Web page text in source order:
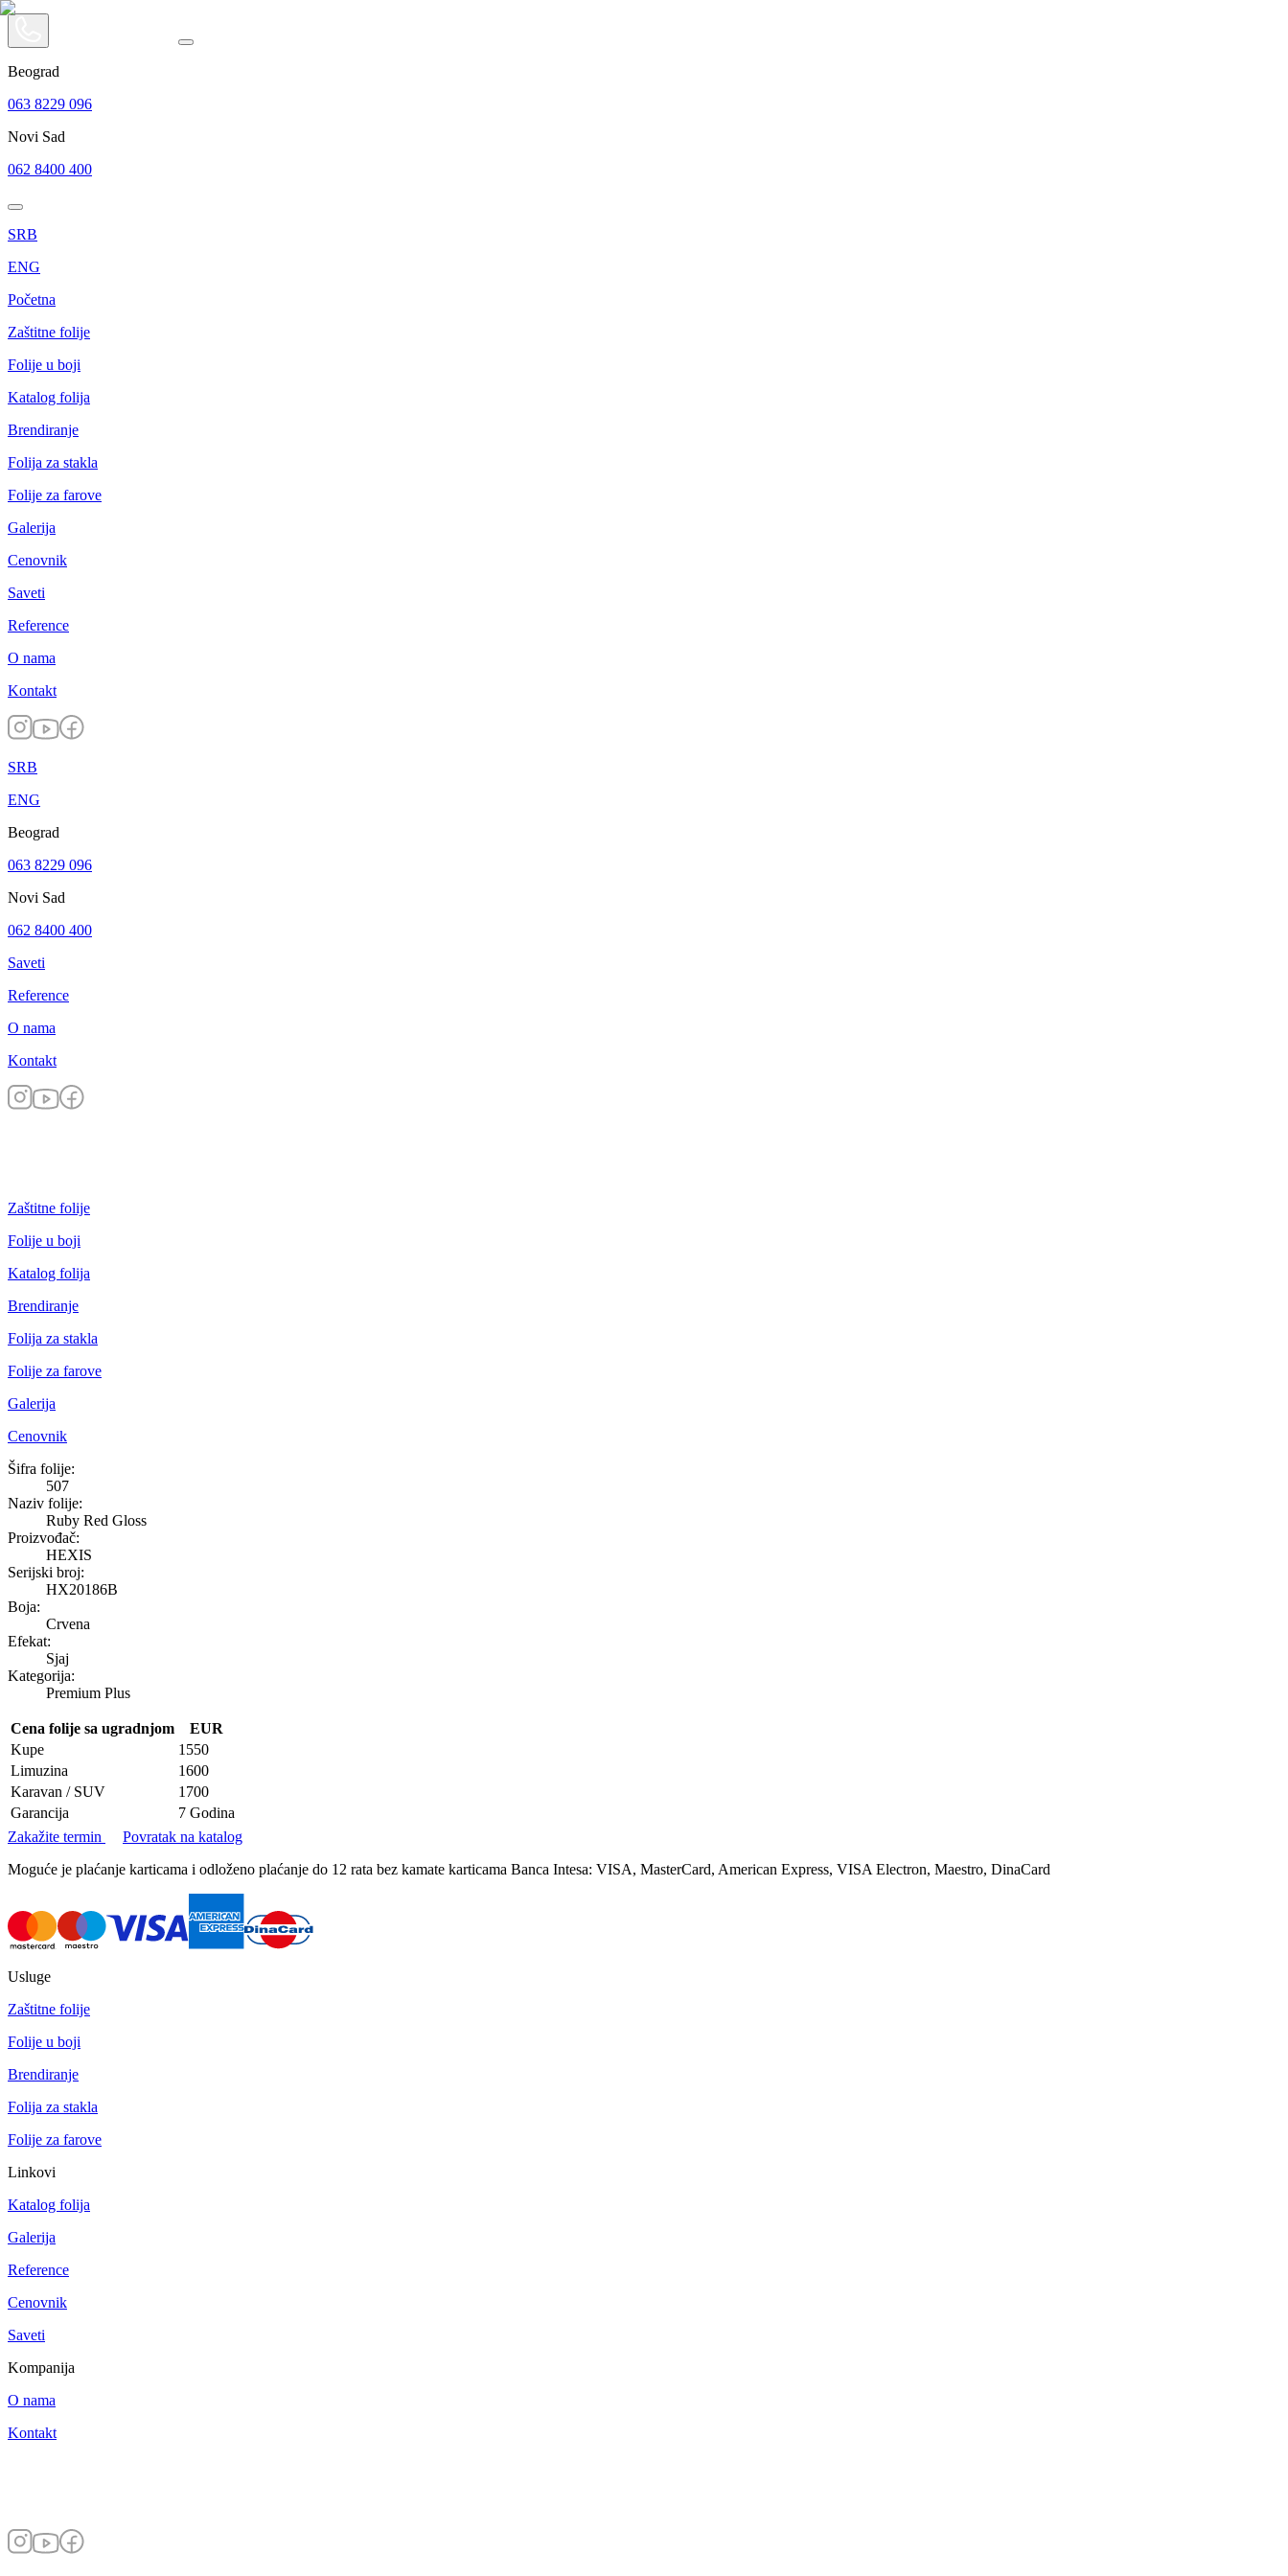
Beograd
063 8229 096
Novi Sad
062 8400 400
SRB
ENG
Početna
Zaštitne folije
Folije u boji
Katalog folija
Brendiranje
Folija za stakla
Folije za farove
Galerija
Cenovnik
Saveti
Reference
O nama
Kontakt
SRB
ENG
Beograd
063 8229 096
Novi Sad
062 8400 400
Saveti
Reference
O nama
Kontakt
Zaštitne folije
Folije u boji
Katalog folija
Brendiranje
Folija za stakla
Folije za farove
Galerija
Cenovnik
Ruby Red Gloss
Šifra folije:
507
Naziv folije:
Ruby Red Gloss
Proizvođač:
HEXIS
Serijski broj:
HX20186B
Boja:
Crvena
Efekat:
Sjaj
Kategorija:
Premium Plus
Cena folije sa ugradnjom
EUR
Kupe
1550
Limuzina
1600
Karavan / SUV
1700
Garancija
7 Godina
Zakažite termin
Povratak na katalog
Moguće je plaćanje karticama i odloženo plaćanje do 12 rata bez kamate karticama Banca Intesa: VISA, MasterCard, American Express, VISA Electron, Maestro, DinaCard
Usluge
Zaštitne folije
Folije u boji
Brendiranje
Folija za stakla
Folije za farove
Linkovi
Katalog folija
Galerija
Reference
Cenovnik
Saveti
Kompanija
O nama
Kontakt